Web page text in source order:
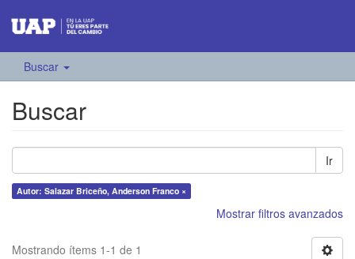
Buscar
Buscar
Ir
Autor: Salazar Briceño, Anderson Franco ×
Mostrar filtros avanzados
Mostrando ítems 1-1 de 1